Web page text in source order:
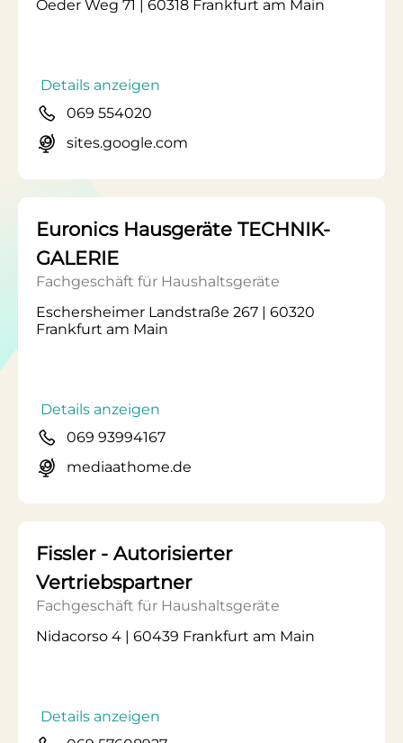
Oeder Weg 71 | 60318 Frankfurt am Main
Details anzeigen
069 554020
sites.google.com
Euronics Hausgeräte TECHNIK-
GALERIE
Fachgeschäft für Haushaltsgeräte
Eschersheimer Landstraße 267 | 60320
Frankfurt am Main
Details anzeigen
069 93994167
mediaathome.de
Fissler - Autorisierter
Vertriebspartner
Fachgeschäft für Haushaltsgeräte
Nidacorso 4 | 60439 Frankfurt am Main
Details anzeigen